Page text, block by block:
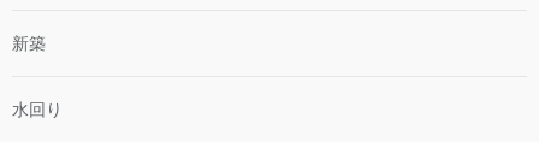
新築
水回り